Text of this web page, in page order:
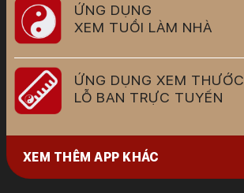
ỨNG DỤNG
XEM TUỔI LÀM NHÀ
ỨNG DỤNG XEM THƯỚC
LỖ BAN TRỰC TUYẾN
XEM THÊM APP KHÁC